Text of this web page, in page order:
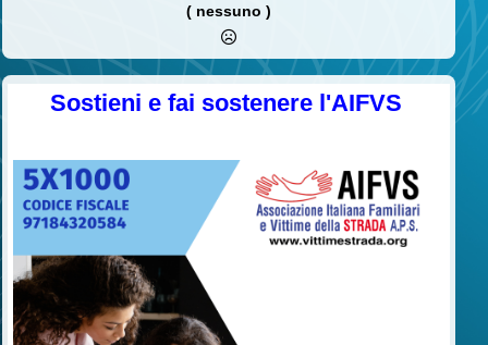
( nessuno )
Sostieni e fai sostenere l'AIFVS